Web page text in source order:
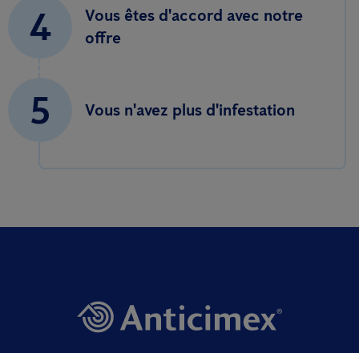
4
Vous êtes d'accord avec notre
offre
5 Vous n'avez plus d'infestation